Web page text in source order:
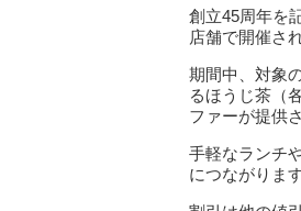
創立45周年を
店舗で開催さ
期間中、対象
るほうじ茶（
ファーが提供
手軽なランチ
につながります